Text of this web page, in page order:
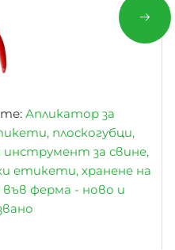
Апликатор за
плоскогубци,
за свине,
етикети, хранене на
във ферма - ново и